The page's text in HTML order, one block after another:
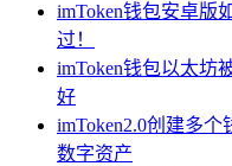
imToken钱包安卓版
过！
imToken钱包以太坊
好
imToken2.0创建多
数字资产